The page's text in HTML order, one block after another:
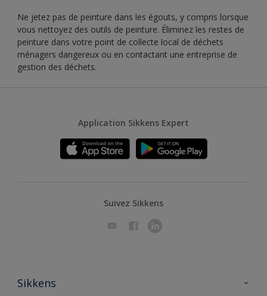
Ne jetez pas de peinture dans les égouts, y compris lorsque
vous nettoyez des outils de peinture. Éliminez les restes de
peinture dans votre point de collecte local de déchets
ménagers dangereux ou en contactant une entreprise de
gestion des déchets.
Application Sikkens Expert
Suivez Sikkens
Sikkens